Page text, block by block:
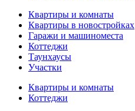
Квартиры и комнаты
Квартиры в новостройках
Гаражи и машиноместа
Коттеджи
Таунхаусы
Участки
Квартиры и комнаты
Коттеджи